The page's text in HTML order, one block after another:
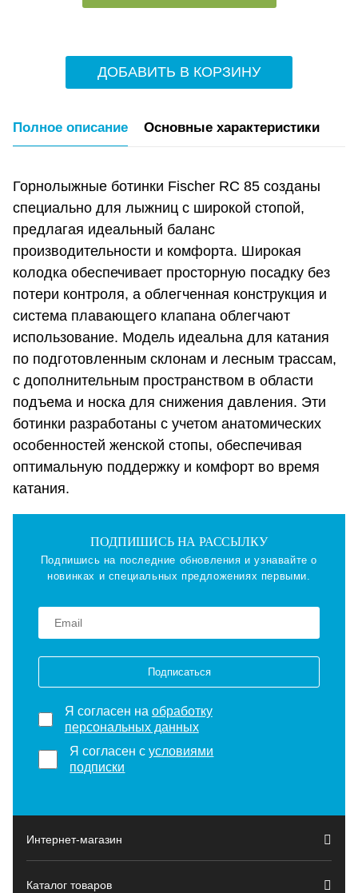
ДОБАВИТЬ В КОРЗИНУ
Полное описание Основные характеристики
Горнолыжные ботинки Fischer RC 85 созданы
специально для лыжниц с широкой стопой,
предлагая идеальный баланс
производительности и комфорта. Широкая
колодка обеспечивает просторную посадку без
потери контроля, а облегченная конструкция и
система плавающего клапана облегчают
использование. Модель идеальна для катания
по подготовленным склонам и лесным трассам,
с дополнительным пространством в области
подъема и носка для снижения давления. Эти
ботинки разработаны с учетом анатомических
особенностей женской стопы, обеспечивая
оптимальную поддержку и комфорт во время
катания.
ПОДПИШИСЬ НА РАССЫЛКУ
Подпишись на последние обновления и узнавайте о
новинках и специальных предложениях первыми.
Подписаться
Я согласен на обработку
персональных данных
Я согласен сусловиями
подписки
Интернет-магазин
Каталог товаров